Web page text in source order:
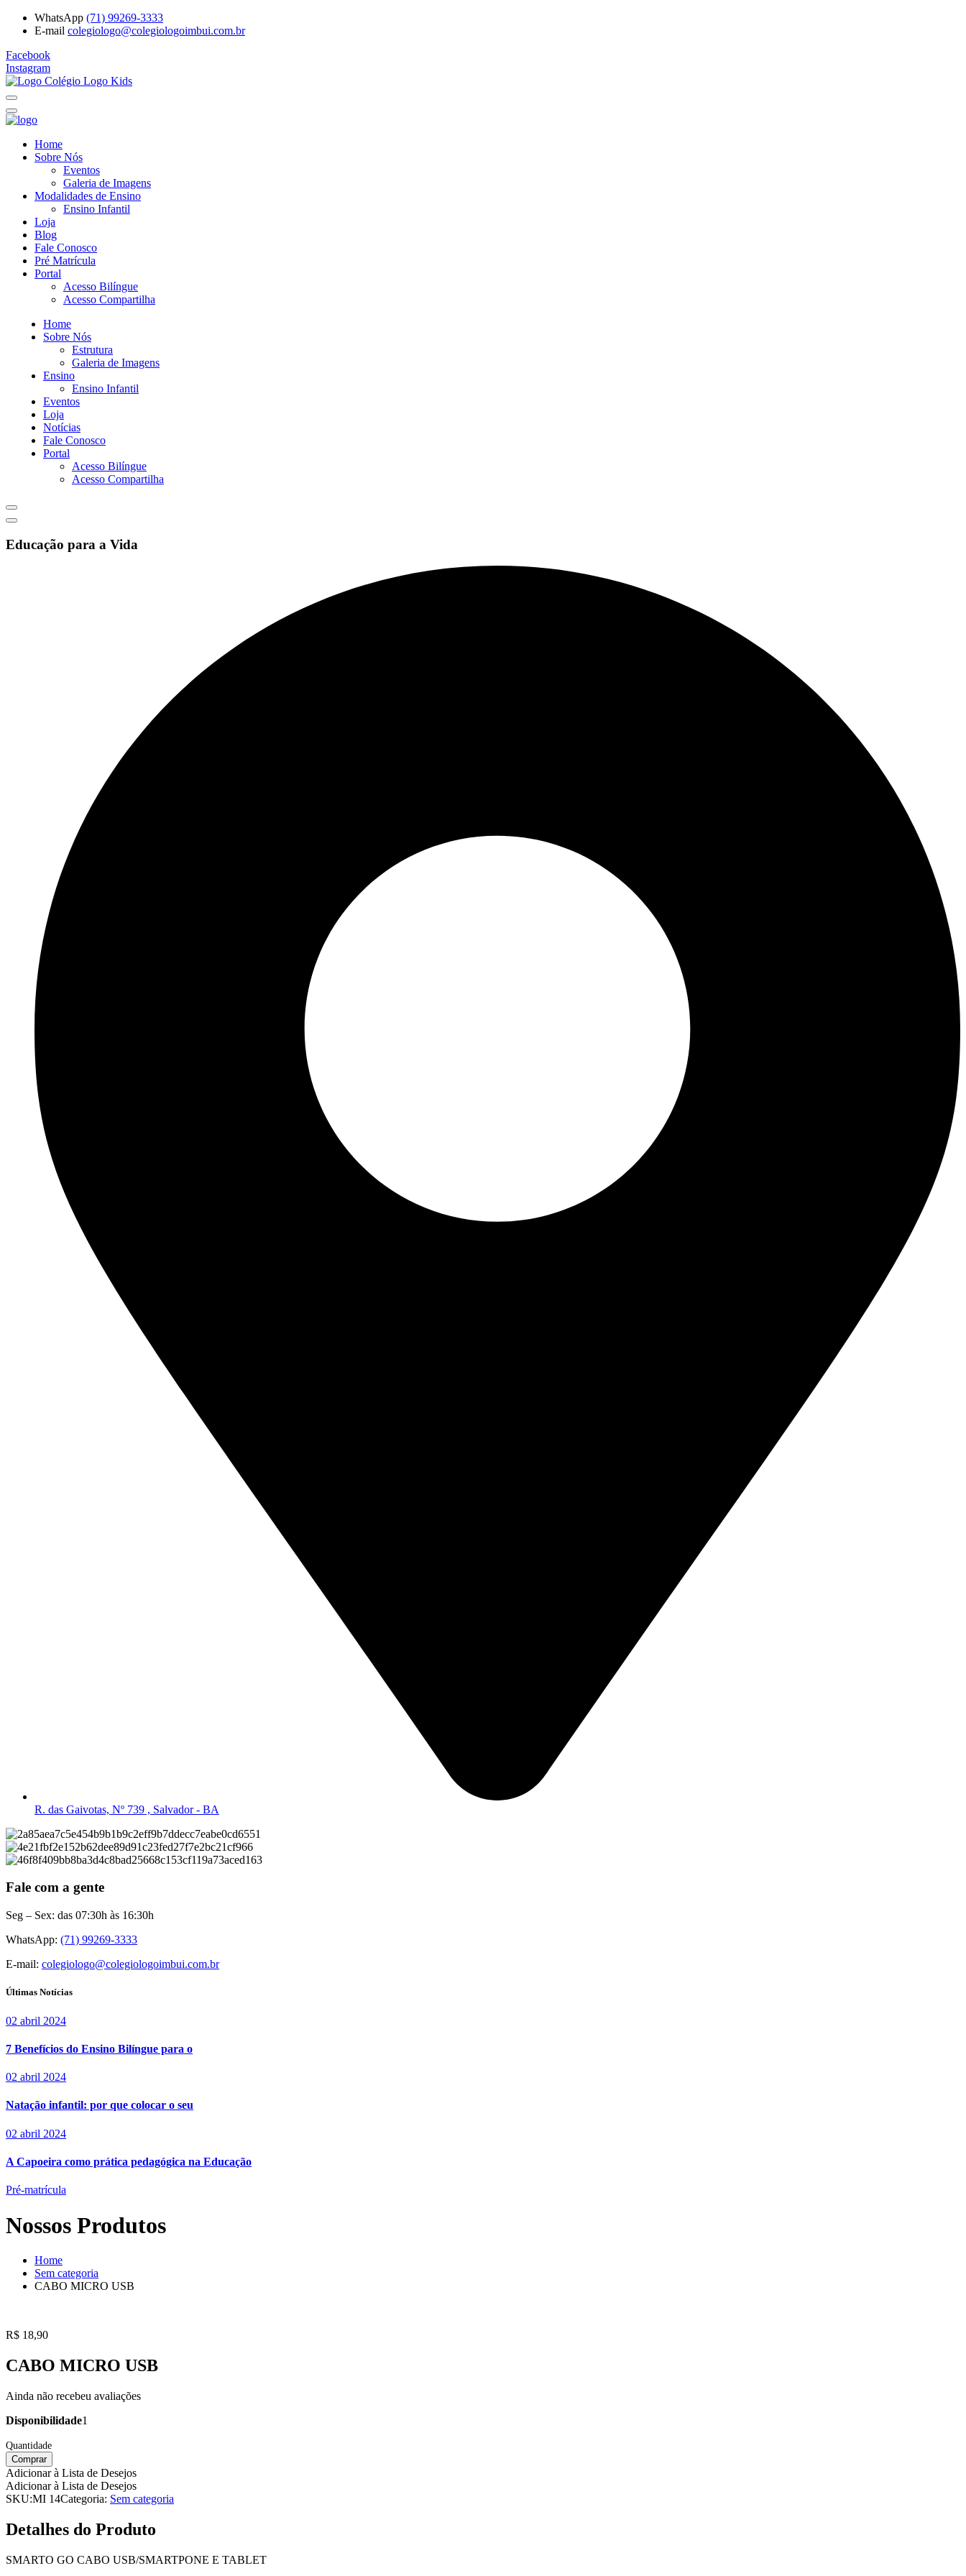
WhatsApp (71) 99269-3333
E-mail colegiologo@colegiologoimbui.com.br
Facebook
Instagram
Home
Sobre Nós
Eventos
Galeria de Imagens
Modalidades de Ensino
Ensino Infantil
Loja
Blog
Fale Conosco
Pré Matrícula
Portal
Acesso Bilíngue
Acesso Compartilha
Home
Sobre Nós
Estrutura
Galeria de Imagens
Ensino
Ensino Infantil
Eventos
Loja
Notícias
Fale Conosco
Portal
Acesso Bilíngue
Acesso Compartilha
Educação para a Vida
R. das Gaivotas, Nº 739 , Salvador - BA
Fale com a gente
Seg – Sex: das 07:30h às 16:30h
WhatsApp: (71) 99269-3333
E-mail: colegiologo@colegiologoimbui.com.br
Últimas Notícias
02 abril 2024
7 Benefícios do Ensino Bilíngue para o
02 abril 2024
Natação infantil: por que colocar o seu
02 abril 2024
A Capoeira como prática pedagógica na Educação
Pré-matrícula
Nossos Produtos
Home
Sem categoria
CABO MICRO USB
R$ 18,90
CABO MICRO USB
Ainda não recebeu avaliações
Disponibilidade1
Comprar
Adicionar à Lista de Desejos
Adicionar à Lista de Desejos
SKU:MI 14Categoria: Sem categoria
Detalhes do Produto
SMARTO GO CABO USB/SMARTPONE E TABLET